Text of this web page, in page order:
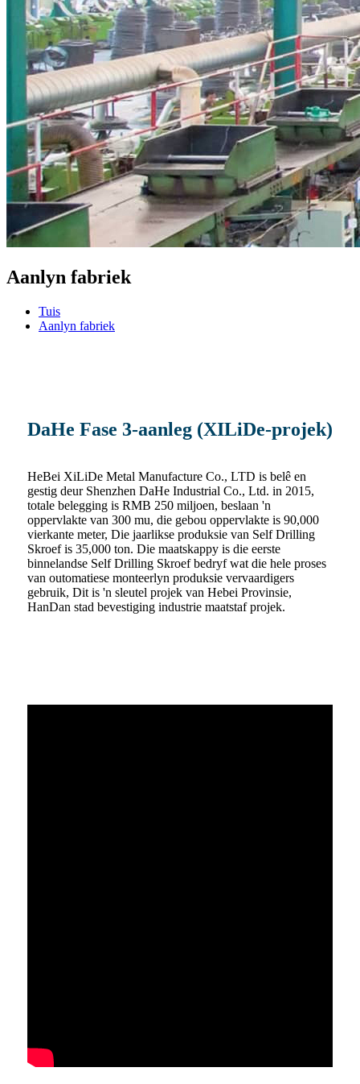
Aanlyn fabriek
Tuis
Aanlyn fabriek
DaHe Fase 3-aanleg (XILiDe-projek)
HeBei XiLiDe Metal Manufacture Co., LTD is belê en
gestig deur Shenzhen DaHe Industrial Co., Ltd. in 2015,
totale belegging is RMB 250 miljoen, beslaan 'n
oppervlakte van 300 mu, die gebou oppervlakte is 90,000
vierkante meter, Die jaarlikse produksie van Self Drilling
Skroef is 35,000 ton. Die maatskappy is die eerste
binnelandse Self Drilling Skroef bedryf wat die hele proses
van outomatiese monteerlyn produksie vervaardigers
gebruik, Dit is 'n sleutel projek van Hebei Provinsie,
HanDan stad bevestiging industrie maatstaf projek.